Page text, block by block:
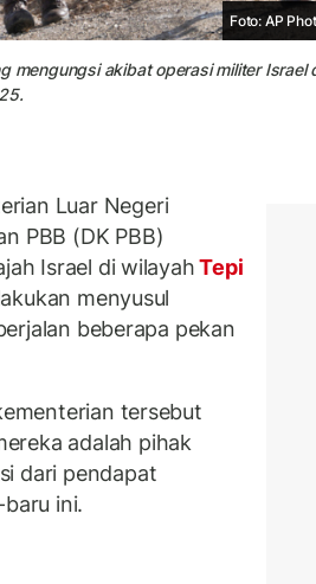
Foto: AP
mengungsi akibat operasi militer Israel
Luar Negeri
PBB (DK PBB)
Israel di wilayahTepi
menyusul
beberapa pekan
tersebut
adalah pihak
dari pendapat
ini.